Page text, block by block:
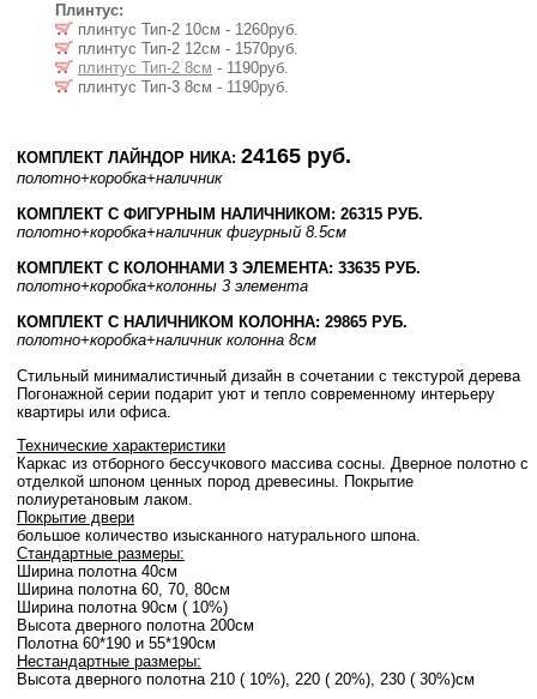
Плинтус:
плинтус Тип-2 10см - 1260руб.
плинтус Тип-2 12см - 1570руб.
плинтус Тип-2 8см - 1190руб.
плинтус Тип-3 8см - 1190руб.
КОМПЛЕКТ ЛАЙНДОР НИКА: 24165 руб.
полотно+коробка+наличник
КОМПЛЕКТ С ФИГУРНЫМ НАЛИЧНИКОМ: 26315 РУБ.
полотно+коробка+наличник фигурный 8.5см
КОМПЛЕКТ С КОЛОННАМИ 3 ЭЛЕМЕНТА: 33635 РУБ.
полотно+коробка+колонны 3 элемента
КОМПЛЕКТ С НАЛИЧНИКОМ КОЛОННА: 29865 РУБ.
полотно+коробка+наличник колонна 8см
Стильный минималистичный дизайн в сочетании с текстурой дерева
Погонажной серии подарит уют и тепло современному интерьеру
квартиры или офиса.
Технические характеристики
Каркас из отборного бессучкового массива сосны. Дверное полотно с
отделкой шпоном ценных пород древесины. Покрытие
полиуретановым лаком.
Покрытие двери
большое количество изысканного натурального шпона.
Стандартные размеры:
Ширина полотна 40см
Ширина полотна 60, 70, 80см
Ширина полотна 90см ( 10%)
Высота дверного полотна 200cм
Полотна 60*190 и 55*190см
Нестандартные размеры:
Высота дверного полотна 210 ( 10%), 220 ( 20%), 230 ( 30%)см